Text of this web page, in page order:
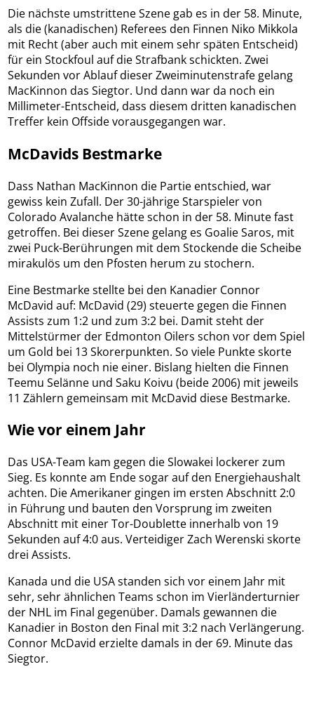
Die nächste umstrittene Szene gab es in der 58. Minute,
als die (kanadischen) Referees den Finnen Niko Mikkola
mit Recht (aber auch mit einem sehr späten Entscheid)
für ein Stockfoul auf die Strafbank schickten. Zwei
Sekunden vor Ablauf dieser Zweiminutenstrafe gelang
MacKinnon das Siegtor. Und dann war da noch ein
Millimeter-Entscheid, dass diesem dritten kanadischen
Treffer kein Offside vorausgegangen war.
McDavids Bestmarke
Dass Nathan MacKinnon die Partie entschied, war
gewiss kein Zufall. Der 30-jährige Starspieler von
Colorado Avalanche hätte schon in der 58. Minute fast
getroffen. Bei dieser Szene gelang es Goalie Saros, mit
zwei Puck-Berührungen mit dem Stockende die Scheibe
mirakulös um den Pfosten herum zu stochern.
Eine Bestmarke stellte bei den Kanadier Connor
McDavid auf: McDavid (29) steuerte gegen die Finnen
Assists zum 1:2 und zum 3:2 bei. Damit steht der
Mittelstürmer der Edmonton Oilers schon vor dem Spiel
um Gold bei 13 Skorerpunkten. So viele Punkte skorte
bei Olympia noch nie einer. Bislang hielten die Finnen
Teemu Selänne und Saku Koivu (beide 2006) mit jeweils
11 Zählern gemeinsam mit McDavid diese Bestmarke.
Wie vor einem Jahr
Das USA-Team kam gegen die Slowakei lockerer zum
Sieg. Es konnte am Ende sogar auf den Energiehaushalt
achten. Die Amerikaner gingen im ersten Abschnitt 2:0
in Führung und bauten den Vorsprung im zweiten
Abschnitt mit einer Tor-Doublette innerhalb von 19
Sekunden auf 4:0 aus. Verteidiger Zach Werenski skorte
drei Assists.
Kanada und die USA standen sich vor einem Jahr mit
sehr, sehr ähnlichen Teams schon im Vierländerturnier
der NHL im Final gegenüber. Damals gewannen die
Kanadier in Boston den Final mit 3:2 nach Verlängerung.
Connor McDavid erzielte damals in der 69. Minute das
Siegtor.